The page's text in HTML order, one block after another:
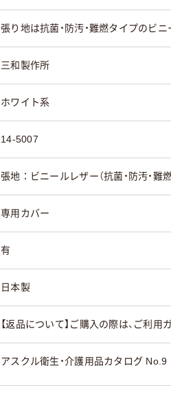
張り地は抗菌・防汚・難燃タイプのビニ
三和製作所
ホワイト系
14-5007
張地：ビニールレザー（抗菌・防汚・難燃
専用カバー
有
日本製
【返品について】ご購入の際は、ご利用
アスクル衛生・介護用品カタログ No.9